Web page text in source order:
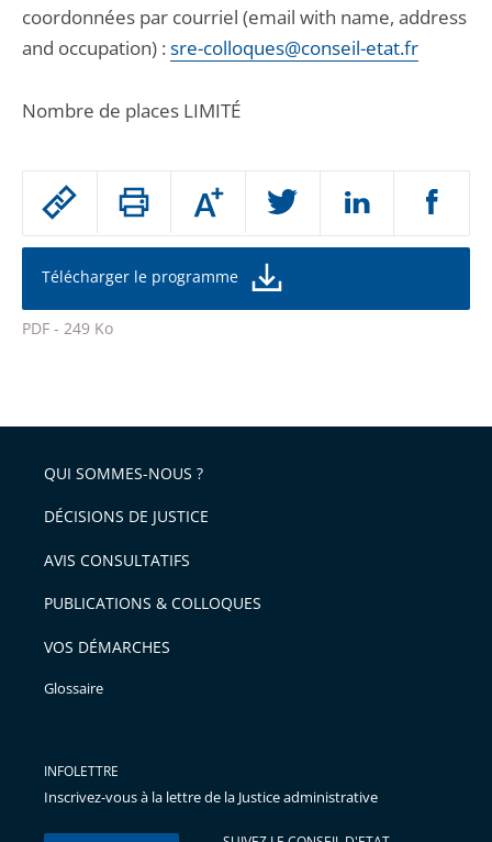
Passer
partage
de
l'article
pour
Augmenter
ou
la
de
police
Télécharger le programme
PDF - 249 Ko
l'article
pour
avant
coordonnées par courriel (email with name, address
and occupation) : sre-colloques@conseil-etat.fr
Nombre de places LIMITÉ
QUI SOMMES-NOUS ?
DÉCISIONS DE JUSTICE
AVIS CONSULTATIFS
PUBLICATIONS & COLLOQUES
VOS DÉMARCHES
Glossaire
INFOLETTRE
Inscrivez-vous à la lettre de la Justice administrative